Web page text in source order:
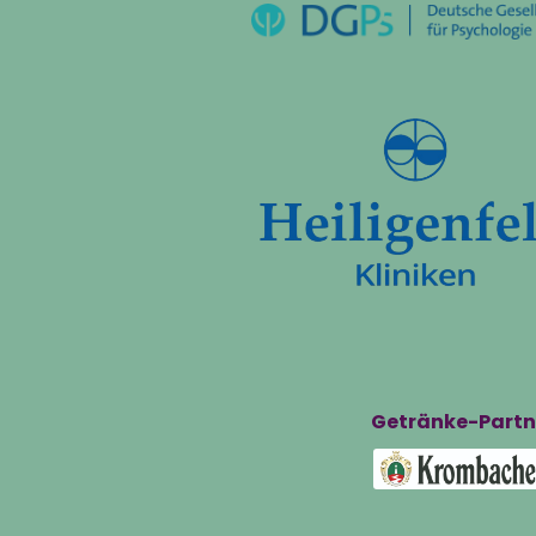
Getränke-